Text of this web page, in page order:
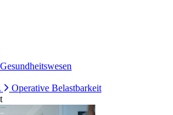
Operative Belastbarkeit